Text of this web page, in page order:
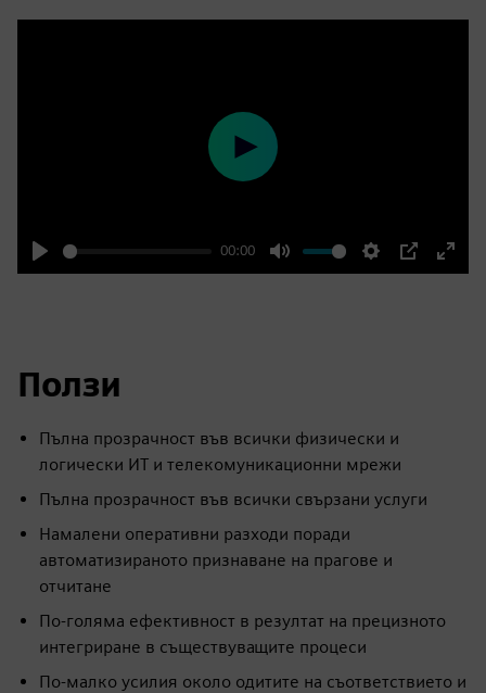
Play
00:00
Mute Settings
PIP
Enter
Play
Ползи
Пълна прозрачност във всички физически и
логически ИТ и телекомуникационни мрежи
Пълна прозрачност във всички свързани услуги
Намалени оперативни разходи поради
автоматизираното признаване на прагове и
отчитане
По-голяма ефективност в резултат на прецизното
интегриране в съществуващите процеси
По-малко усилия около одитите на съответствието и